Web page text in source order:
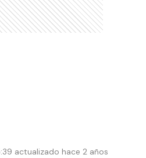
actualizado hace 2 años